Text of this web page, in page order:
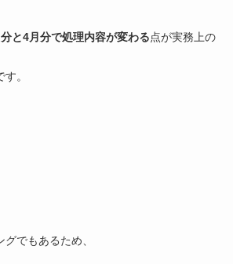
と4月分で処理内容が変わる点が実務上の
。
でもあるため、